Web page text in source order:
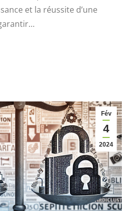
et la réussite d’une
Fév
4
2024